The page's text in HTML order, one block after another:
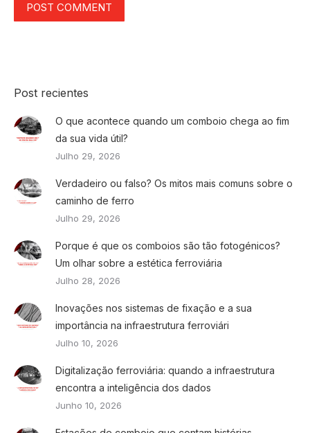
POST COMMENT
Post recientes
O que acontece quando um comboio chega ao fim
da sua vida útil?
Julho 29, 2026
Verdadeiro ou falso? Os mitos mais comuns sobre o
caminho de ferro
Julho 29, 2026
Porque é que os comboios são tão fotogénicos?
Um olhar sobre a estética ferroviária
Julho 28, 2026
Inovações nos sistemas de fixação e a sua
importância na infraestrutura ferroviári
Julho 10, 2026
Digitalização ferroviária: quando a infraestrutura
encontra a inteligência dos dados
Junho 10, 2026